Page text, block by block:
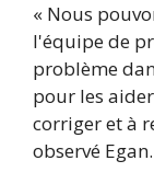
« Nous
l'équipe de
problème
pour les
corriger et à
observé Egan.